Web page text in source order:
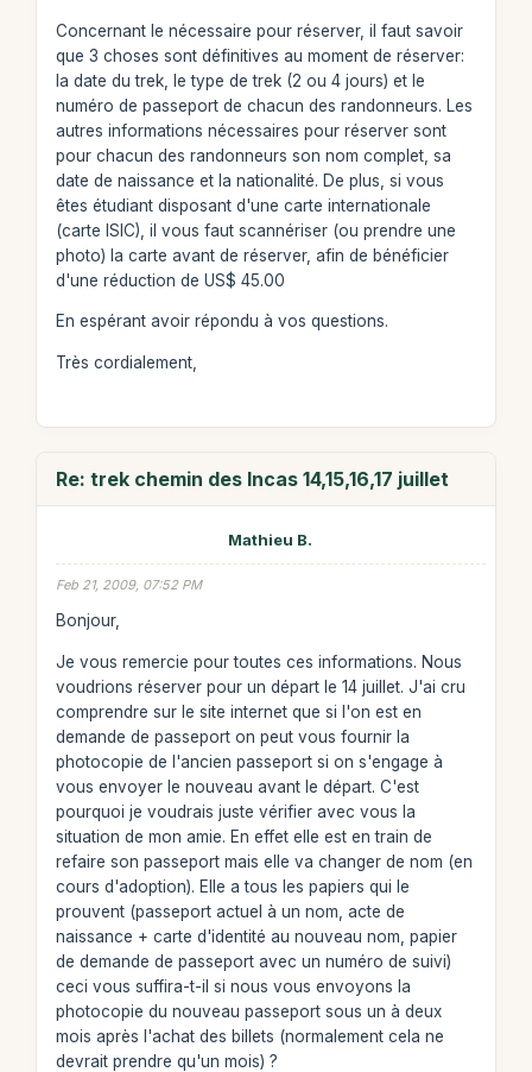
Concernant le nécessaire pour réserver, il faut savoir
que 3 choses sont définitives au moment de réserver:
la date du trek, le type de trek (2 ou 4 jours) et le
numéro de passeport de chacun des randonneurs. Les
autres informations nécessaires pour réserver sont
pour chacun des randonneurs son nom complet, sa
date de naissance et la nationalité. De plus, si vous
êtes étudiant disposant d'une carte internationale
(carte ISIC), il vous faut scannériser (ou prendre une
photo) la carte avant de réserver, afin de bénéficier
d'une réduction de US$ 45.00
En espérant avoir répondu à vos questions.
Très cordialement,
Re: trek chemin des Incas 14,15,16,17 juillet
Mathieu B.
Feb 21, 2009, 07:52 PM
Bonjour,
Je vous remercie pour toutes ces informations. Nous
voudrions réserver pour un départ le 14 juillet. J'ai cru
comprendre sur le site internet que si l'on est en
demande de passeport on peut vous fournir la
photocopie de l'ancien passeport si on s'engage à
vous envoyer le nouveau avant le départ. C'est
pourquoi je voudrais juste vérifier avec vous la
situation de mon amie. En effet elle est en train de
refaire son passeport mais elle va changer de nom (en
cours d'adoption). Elle a tous les papiers qui le
prouvent (passeport actuel à un nom, acte de
naissance + carte d'identité au nouveau nom, papier
de demande de passeport avec un numéro de suivi)
ceci vous suffira-t-il si nous vous envoyons la
photocopie du nouveau passeport sous un à deux
mois après l'achat des billets (normalement cela ne
devrait prendre qu'un mois) ?